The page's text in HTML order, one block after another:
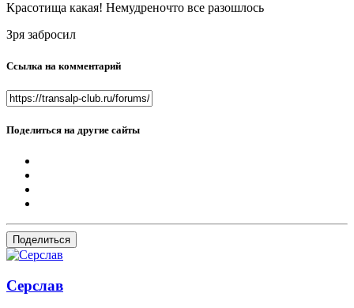
Красотища какая! Немудреночто все разошлось
Зря забросил
Ссылка на комментарий
Поделиться на другие сайты
Поделиться
Серслав